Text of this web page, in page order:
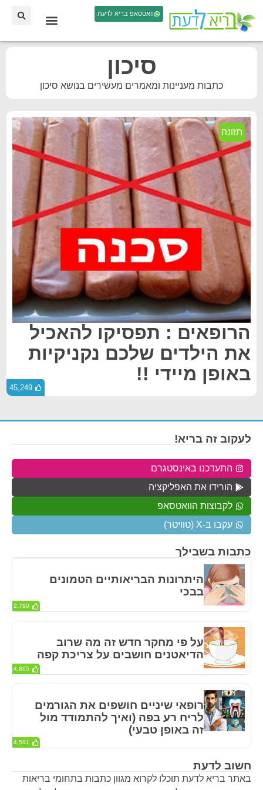
וואטסאפ בריא לדעת
סיכון
כתבות מעניינות ומאמרים מעשירים בנושא סיכון
תזונה
הרופאים : תפסיקו להאכיל
את הילדים שלכם נקניקיות
באופן מיידי !!
45,249
חשוב לדעת
באתר בריא לדעת תוכלו לקרוא מגוון כתבות בתחומי בריאות
כתבות בשבילך
היתרונות הבריאותיים הטמונים
בבכי
2,790
על פי מחקר חדש זה מה שרוב
הדיאטנים חושבים על צריכת קפה
4,865
רופאי שיניים חושפים את הגורמים
לריח רע בפה (ואיך להתמודד מול
זה באופן טבעי)
4,581
לעקוב זה בריא!
התעדכנו באינסטגרם
הורידו את האפליקציה
לקבוצות הוואטסאפ
עקבו ב-X (טוויטר)